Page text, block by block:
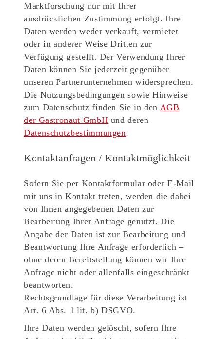
Marktforschung nur mit Ihrer
ausdrücklichen Zustimmung erfolgt. Ihre
Daten werden weder verkauft, vermietet
oder in anderer Weise Dritten zur
Verfügung gestellt. Der Verwendung Ihrer
Daten können Sie jederzeit gegenüber
unseren Partnerunternehmen widersprechen.
Die Nutzungsbedingungen sowie Hinweise
zum Datenschutz finden Sie in den AGB
der Gastronaut GmbH und deren
Datenschutzbestimmungen.
Kontaktanfragen / Kontaktmöglichkeit
Sofern Sie per Kontaktformular oder E-Mail
mit uns in Kontakt treten, werden die dabei
von Ihnen angegebenen Daten zur
Bearbeitung Ihrer Anfrage genutzt. Die
Angabe der Daten ist zur Bearbeitung und
Beantwortung Ihre Anfrage erforderlich –
ohne deren Bereitstellung können wir Ihre
Anfrage nicht oder allenfalls eingeschränkt
beantworten.
Rechtsgrundlage für diese Verarbeitung ist
Art. 6 Abs. 1 lit. b) DSGVO.
Ihre Daten werden gelöscht, sofern Ihre